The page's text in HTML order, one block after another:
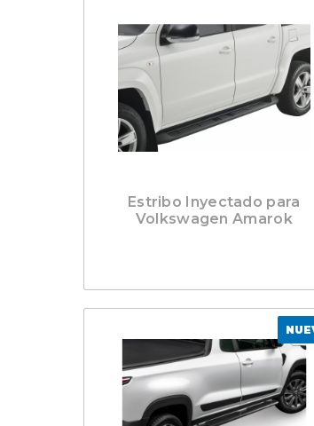
Estribo Inyectado para
Volkswagen Amarok